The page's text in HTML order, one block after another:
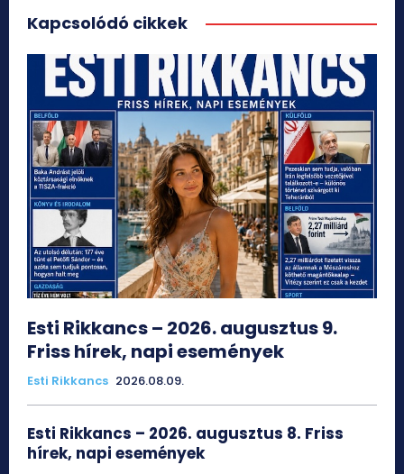
Kapcsolódó cikkek
Esti Rikkancs – 2026. augusztus 9.
Friss hírek, napi események
Esti Rikkancs 2026.08.09.
Esti Rikkancs – 2026. augusztus 8. Friss
hírek, napi események